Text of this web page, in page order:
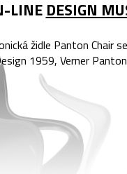
LINE DESIGN
židle Panton Chair
1959, Verner